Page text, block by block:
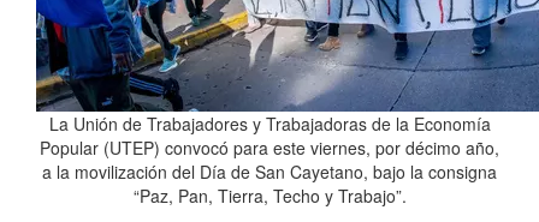
La Unión de Trabajadores y Trabajadoras de la Economía
Popular (UTEP) convocó para este viernes, por décimo año,
a la movilización del Día de San Cayetano, bajo la consigna
“Paz, Pan, Tierra, Techo y Trabajo”.